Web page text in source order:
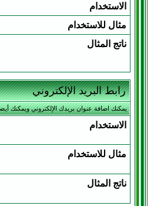
الاستخدام
مثال للاستخدام
ناتج المثال
رابط البريد الإلكتروني
يمكنك اضافة عنوان بريدك الإلكتروني ويمكنك
الاستخدام
مثال للاستخدام
ناتج المثال